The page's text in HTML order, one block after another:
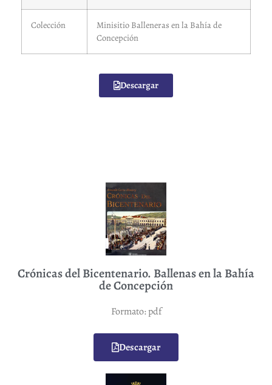
Colección
Minisitio Balleneras en la Bahía de
Concepción
Descargar
Crónicas del Bicentenario. Ballenas en la Bahía
de Concepción
Formato: pdf
Descargar